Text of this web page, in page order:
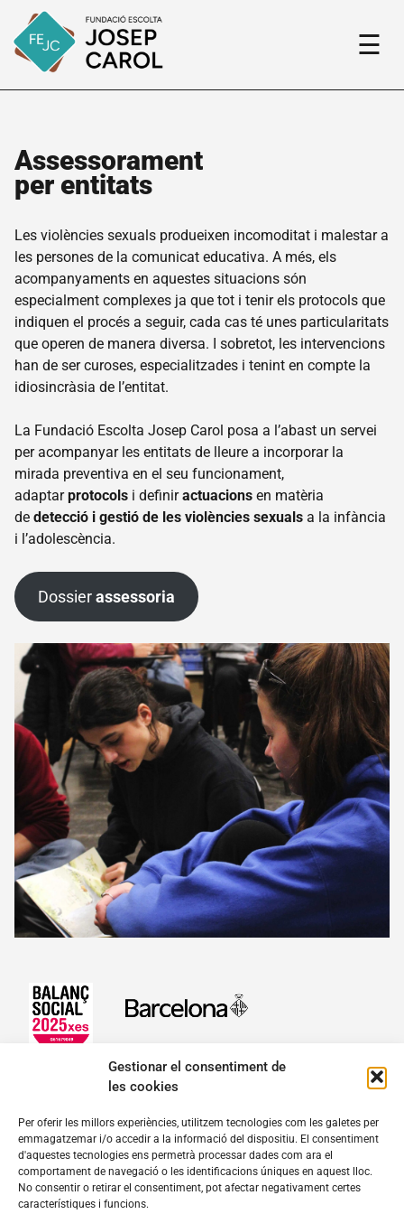
Gestionar el consentiment de
les cookies
Per oferir les millors experiències, utilitzem tecnologies com les galetes per
emmagatzemar i/o accedir a la informació del dispositiu. El consentiment
d'aquestes tecnologies ens permetrà processar dades com ara el
comportament de navegació o les identificacions úniques en aquest lloc.
No consentir o retirar el consentiment, pot afectar negativament certes
característiques i funcions.
Fundació
El
projecte
Qui
som
Història
de la
Fundació
Fem
xarxa
Fes un
donatiu
Escoltes
Catalans
Projectes
Camps
de
treball
Dinamització
Promoció
del bon
tracte
Escola
Forca
Coneix
l’Escola
Forca
Formacions
Catàleg
formatiu
Espai
intern
Acampada
Coneix
Acampada
Terrenys
Normativa
Preguntes
freqüents
☰
Assessorament
per entitats
Les violències sexuals produeixen incomoditat i malestar a
les persones de la comunicat educativa. A més, els
acompanyaments en aquestes situacions són
especialment complexes ja que tot i tenir els protocols que
indiquen el procés a seguir, cada cas té unes particularitats
que operen de manera diversa. I sobretot, les intervencions
han de ser curoses, especialitzades i tenint en compte la
idiosincràsia de l’entitat.
La Fundació Escolta Josep Carol posa a l’abast un servei
per acompanyar les entitats de lleure a incorporar la
mirada preventiva en el seu funcionament,
adaptarprotocols i definiractuacions en matèria
de detecció i gestió de les violències sexuals a la infància
i l’adolescència.
Dossierassessoria
fundacio@josepcarol.cat
Mare de Déu del Pilar, 16-18. 08003 Barcelona
Tel.932 689 111